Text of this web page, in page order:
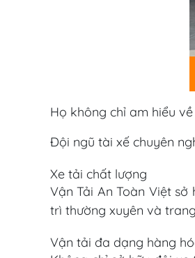
Họ không chỉ am hiểu
Đội ngũ tài xế chuyên
Xe tải chất lượng
Vận Tải An Toàn Việt
trì thường xuyên và
Vận tải đa dạng hàng